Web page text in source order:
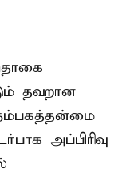
தவறான
அப்பிரிவு